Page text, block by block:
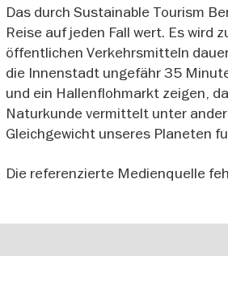
Das durch Sustainable Tourism
Reise auf jeden Fall wert. Es
öffentlichen Verkehrsmitteln
die Innenstadt ungefähr 35
und ein Hallenflohmarkt zeigen,
Naturkunde vermittelt unter
Gleichgewicht unseres Planeten
Die referenzierte Medienquelle